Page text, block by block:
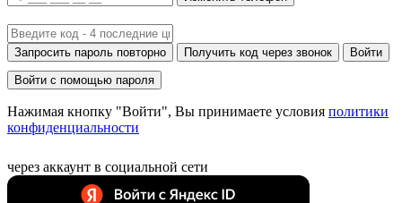
Запросить пароль повторно Получить код через звонок Войти
Войти с помощью пароля
Нажимая кнопку "Войти", Вы принимаете условия политики
конфиденциальности
через аккаунт в социальной сети